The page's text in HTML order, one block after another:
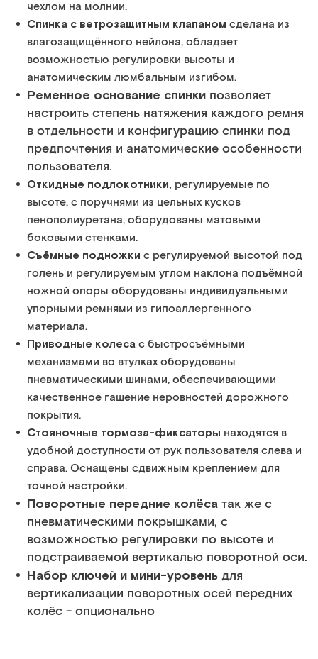
чехлом на молнии.
Спинка с ветрозащитным клапаном сделана из
влагозащищённого нейлона, обладает
возможностью регулировки высоты и
анатомическим люмбальным изгибом.
Ременное основание спинки позволяет
настроить степень натяжения каждого ремня
в отдельности и конфигурацию спинки под
предпочтения и анатомические особенности
пользователя.
Откидные подлокотники, регулируемые по
высоте, с поручнями из цельных кусков
пенополиуретана, оборудованы матовыми
боковыми стенками.
Съёмные подножки с регулируемой высотой под
голень и регулируемым углом наклона подъёмной
ножной опоры оборудованы индивидуальными
упорными ремнями из гипоаллергенного
материала.
Приводные колеса с быстросъёмными
механизмами во втулках оборудованы
пневматическими шинами, обеспечивающими
качественное гашение неровностей дорожного
покрытия.
Стояночные тормоза-фиксаторы находятся в
удобной доступности от рук пользователя слева и
справа. Оснащены сдвижным креплением для
точной настройки.
Поворотные передние колёса так же с
пневматическими покрышками, с
возможностью регулировки по высоте и
подстраиваемой вертикалью поворотной оси.
Набор ключей и мини-уровень для
вертикализации поворотных осей передних
колёс - опционально